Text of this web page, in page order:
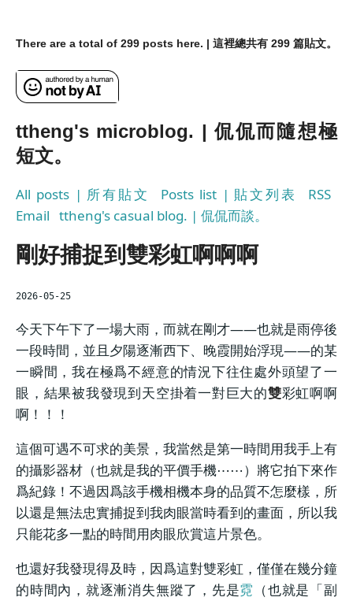
There are a total of 299 posts here. | 這裡總共有 299 篇貼文。
ttheng's microblog. | 侃侃而隨想極
短文。
All posts | 所有貼文 Posts list | 貼文列表
RSS
Email ttheng's casual blog. | 侃侃而談。
剛好捕捉到雙彩虹啊啊啊
2026-05-25
今天下午下了一場大雨，而就在剛才——也就是雨停後
一段時間，並且夕陽逐漸西下、晚霞開始浮現——的某
一瞬間，我在極爲不經意的情況下往住處外頭望了一
眼，結果被我發現到天空掛着一對巨大的雙彩虹啊啊
啊！！！
這個可遇不可求的美景，我當然是第一時間用我手上有
的攝影器材（也就是我的平價手機⋯⋯）將它拍下來作
爲紀錄！不過因爲該手機相機本身的品質不怎麼樣，所
以還是無法忠實捕捉到我肉眼當時看到的畫面，所以我
只能花多一點的時間用肉眼欣賞這片景色。
也還好我發現得及時，因爲這對雙彩虹，僅僅在幾分鐘
的時間內，就逐漸消失無蹤了，先是霓 （也就是「副